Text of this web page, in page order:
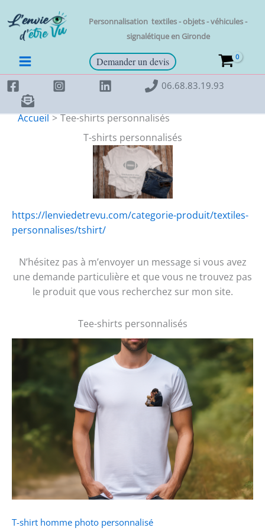
au
contenu
Personnalisation textiles - objets - véhicules -
signalétique en Gironde
Demander un devis
06.68.83.19.93
Accueil
Tee-shirts personnalisés
T-shirts personnalisés
https://lenviedetrevu.com/categorie-produit/textiles-
personnalises/tshirt/
N’hésitez pas à m’envoyer un message si vous avez
une demande particulière et que vous ne trouvez pas
le produit que vous recherchez sur mon site.
Tee-shirts personnalisés
T-shirt homme photo personnalisé